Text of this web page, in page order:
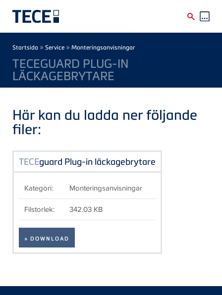
Breadcrumb
Startsida » Service » Monteringsanvisningar
TECEGUARD PLUG-IN
LÄCKAGEBRYTARE
Här kan du ladda ner följande
filer:
TECEguard Plug-in läckagebrytare
Kategori: Monteringsanvisningar
Filstorlek: 342.03 KB
» DOWNLOAD